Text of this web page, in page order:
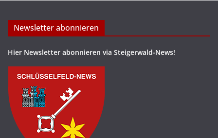
Newsletter abonnieren
Hier Newsletter abonnieren via Steigerwald-News!